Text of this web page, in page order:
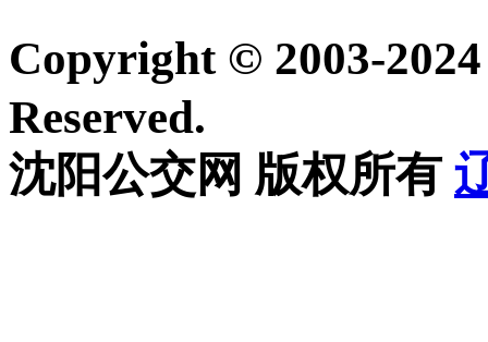
Copyright © 2003-
Reserved.
沈阳公交网 版权所有